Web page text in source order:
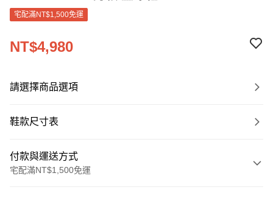
宅配滿NT$1,500免運
NT$4,980
請選擇商品選項
鞋款尺寸表
付款與運送方式
宅配滿NT$1,500免運